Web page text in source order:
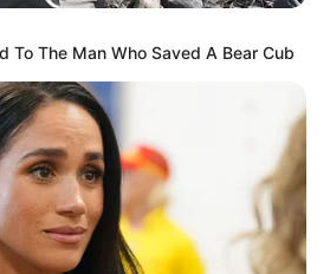
To The Man Who Saved A Bear Cub